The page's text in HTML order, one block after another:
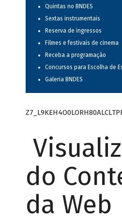
Quintas no BNDES
Sextas instrumentais
Reserva de ingressos
Filmes e festivais de cinema
Receba a programação
Concursos para Escolha de
Galeria BNDES
do
da Web